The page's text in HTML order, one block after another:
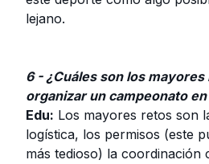
lejano.
6 - ¿Cuáles son los
organizar un campeonato en
Edu: Los mayores retos son
logística, los permisos (este
más tedioso) la coordinación